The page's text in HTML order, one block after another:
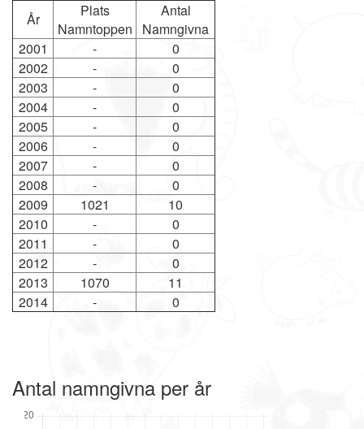
År
Plats
Namntoppen
Antal
Namngivna
2001
-
0
2002
-
0
2003
-
0
2004
-
0
2005
-
0
2006
-
0
2007
-
0
2008
-
0
2009
1021
10
2010
-
0
2011
-
0
2012
-
0
2013
1070
11
2014
- 0
Antal namngivna per år